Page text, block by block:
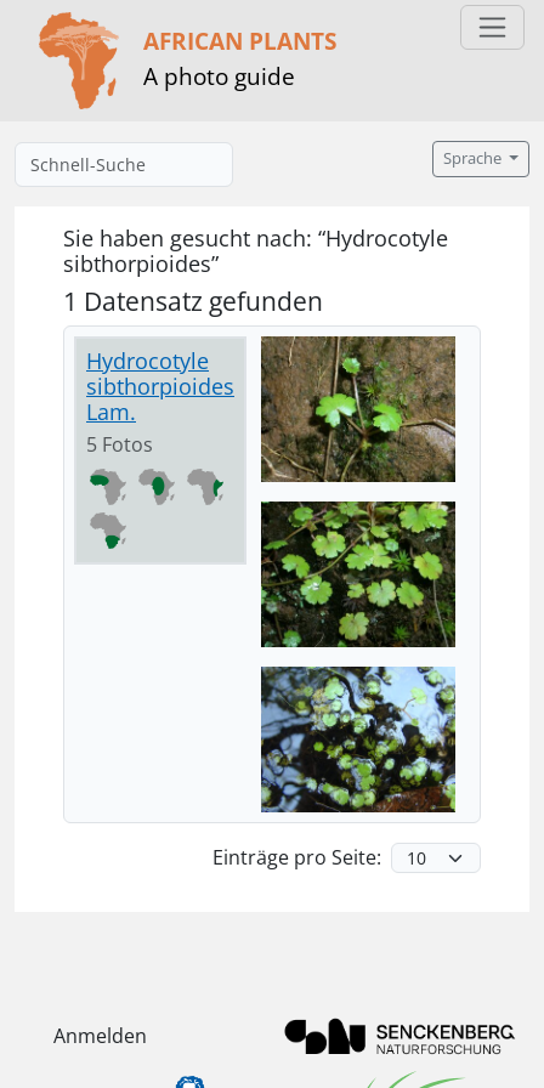
AFRICAN PLANTS
A photo guide
Sprache
Sie haben gesucht nach: “Hydrocotyle
sibthorpioides”
1 Datensatz gefunden
Hydrocotyle
sibthorpioides
Lam.
5 Fotos
Einträge pro Seite:
Anmelden